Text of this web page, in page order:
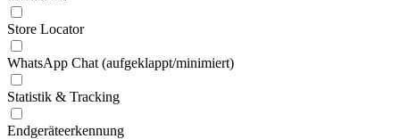
Store Locator
WhatsApp Chat (aufgeklappt/minimiert)
Statistik & Tracking
Endgeräteerkennung